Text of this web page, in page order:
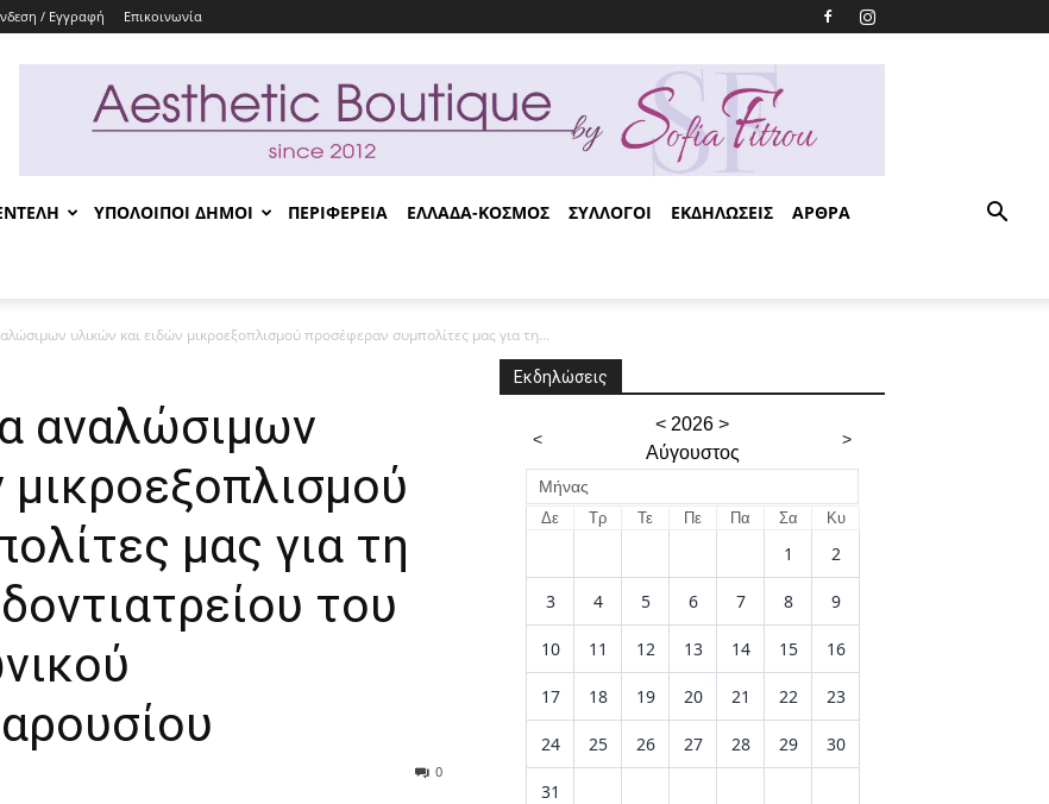
/ Εγγραφή Επικοινωνία
ΥΠΟΛΟΙΠΟΙ ΔΗΜΟΙ ΠΕΡΙΦΕΡΕΙΑ ΕΛΛΑΔΑ-ΚΟΣΜΟΣ ΣΥΛΛΟΓΟΙ ΕΚΔΗΛΩΣΕΙΣ ΑΡΘΡΑ
υλικών και ειδών μικροεξοπλισμού προσέφεραν συμπολίτες μας για τη...
αναλώσιμων
μας για τη
του
0
Εκδηλώσεις
<
< 2026 >
Αύγουστος
>
Μήνας
Δε Τρ Τε Πε Πα Σα Κυ
1 2
3 4 5 6 7 8 9
10 11 12 13 14 15 16
17 18 19 20 21 22 23
24 25 26 27 28 29 30
31